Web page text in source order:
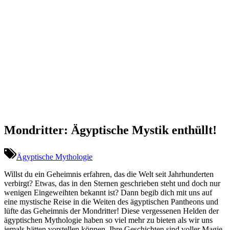
Mondritter: Ägyptische Mystik enthüllt!
Ägyptische Mythologie
Willst du ein Geheimnis erfahren, das die Welt seit Jahrhunderten
verbirgt? Etwas, das in den Sternen geschrieben steht und doch nur
wenigen Eingeweihten bekannt ist? Dann begib dich mit uns auf
eine mystische Reise in die Weiten des ägyptischen Pantheons und
lüfte das Geheimnis der Mondritter! Diese vergessenen Helden der
ägyptischen Mythologie haben so viel mehr zu bieten als wir uns